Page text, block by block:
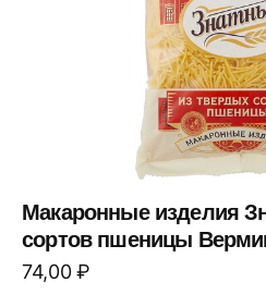
Макаронные изделия
сортов пшеницы
74,00₽